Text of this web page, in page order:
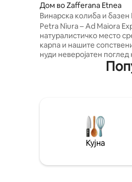
Дом во Zafferana Etnea
Винарска колиба и
Petra Nìura – Ad Maiora
натуралистичко место
карпа и нашите
нуди неверојатен поглед
Средоземното Море и
Од урнатините на
пречекот на домаќините:
вообичаен објект, туку
каде што ќе се
искуство.
Кујна